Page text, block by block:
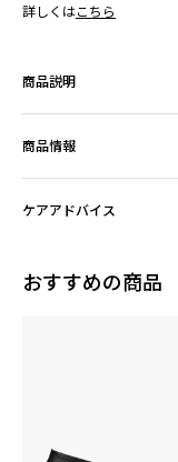
詳しくはこちら
商品説明
商品情報
ケアアドバイス
おすすめの商品